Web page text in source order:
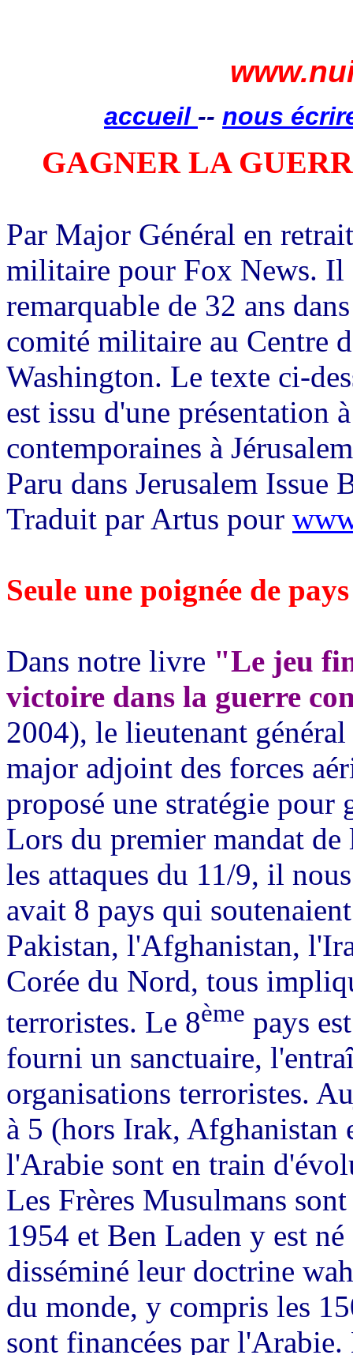
accueil -- nous
GAGNER LA
Par Major Général en
militaire pour Fox News. Il
remarquable de 32 ans
comité militaire au Centre
Washington. Le texte ci-
est issu d'une
contemporaines à
Paru dans Jerusalem
Traduit par Artus pour
Seule une poignée de
Dans notre livre "Le jeu
victoire dans la guerre
2004), le lieutenant
major adjoint des forces
proposé une stratégie pour
Lors du premier mandat
les attaques du 11/9, il
avait 8 pays qui
Pakistan, l'Afghanistan,
Corée du Nord, tous
terroristes. Le 8ème pays
fourni un sanctuaire,
organisations terroristes.
à 5 (hors Irak, Afghanistan
l'Arabie sont en train
Les Frères Musulmans
1954 et Ben Laden y est
disséminé leur doctrine
du monde, y compris les
sont financées par